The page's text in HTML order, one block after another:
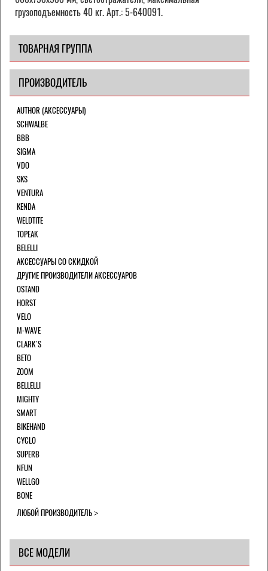
грузоподъемность 40 кг. Арт.: 5-640091.
ТОВАРНАЯ ГРУППА
ПРОИЗВОДИТЕЛЬ
AUTHOR (АКСЕССУАРЫ)
SCHWALBE
BBB
SIGMA
VDO
SKS
VENTURA
KENDA
WELDTITE
TOPEAK
BELELLI
АКСЕССУАРЫ СО СКИДКОЙ
ДРУГИЕ ПРОИЗВОДИТЕЛИ АКСЕССУАРОВ
OSTAND
HORST
VELO
M-WAVE
CLARK`S
BETO
ZOOM
BELLELLI
MIGHTY
SMART
BIKEHAND
CYCLO
SUPERB
NFUN
WELLGO
BONE
ЛЮБОЙ ПРОИЗВОДИТЕЛЬ
ВСЕ МОДЕЛИ